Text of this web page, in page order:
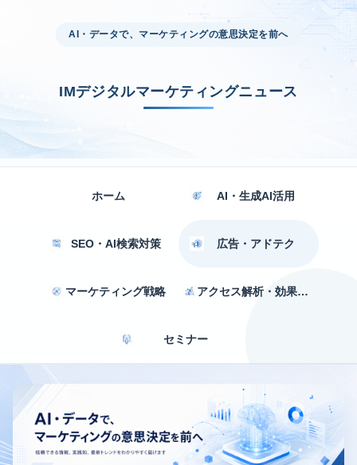
AI・データで、マーケティングの意思決定を前へ
IMデジタルマーケティングニュース
ホーム AI・生成AI活用
SEO・AI検索対策 広告・アドテク
マーケティング戦略 アクセス解析・効果測定
セミナー